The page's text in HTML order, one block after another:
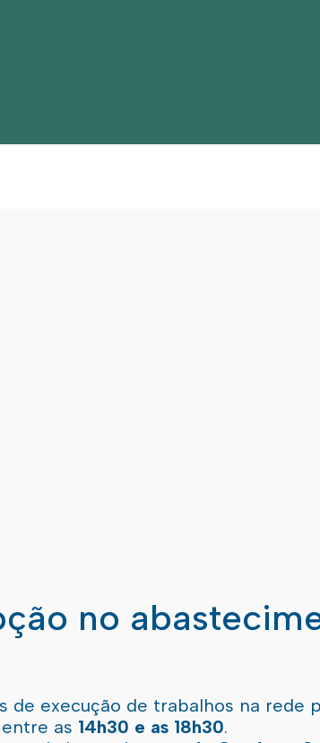
no
de execução de trabalhos na rede
as 14h30 e as 18h30.